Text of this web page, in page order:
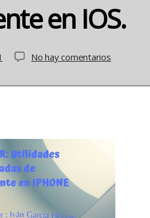
en IOS.
No hay comentariosen
en